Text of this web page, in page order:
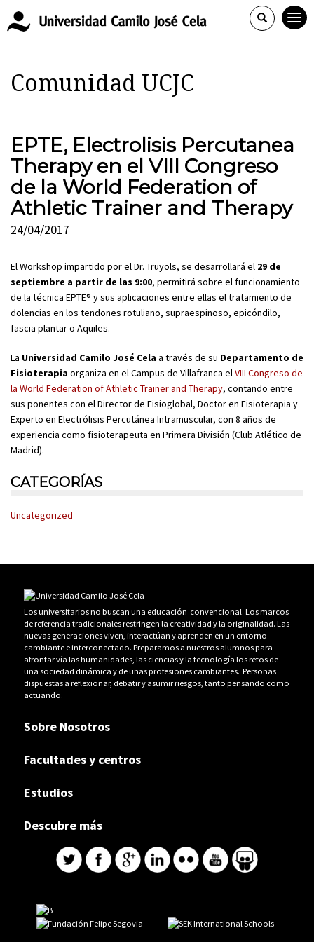
Comunidad UCJC
EPTE, Electrolisis Percutanea
Therapy en el VIII Congreso
de la World Federation of
Athletic Trainer and Therapy
24/04/2017
El Workshop impartido por el Dr. Truyols, se desarrollará el 29 de
septiembre a partir de las 9:00, permitirá sobre el funcionamiento
de la técnica EPTE® y sus aplicaciones entre ellas el tratamiento de
dolencias en los tendones rotuliano, supraespinoso, epicóndilo,
fascia plantar o Aquiles.
La Universidad Camilo José Cela a través de su Departamento de
Fisioterapia organiza en el Campus de Villafranca elVIII Congreso de
la World Federation of Athletic Trainer and Therapy, contando entre
sus ponentes con el Director de Fisioglobal, Doctor en Fisioterapia y
Experto en Electrólisis Percutánea Intramuscular, con 8 años de
experiencia como fisioterapeuta en Primera División (Club Atlético de
Madrid).
CATEGORÍAS
Uncategorized
Los universitarios no buscan una educación convencional. Los marcos
de referencia tradicionales restringen la creatividad y la originalidad. Las
nuevas generaciones viven, interactúan y aprenden en un entorno
cambiante e interconectado. Preparamos a nuestros alumnos para
afrontar vía las humanidades, las ciencias y la tecnología los retos de
una sociedad dinámica y de unas profesiones cambiantes. Personas
dispuestas a reflexionar, debatir y asumir riesgos, tanto pensando como
actuando.
Sobre Nosotros
Facultades y centros
Estudios
Descubre más